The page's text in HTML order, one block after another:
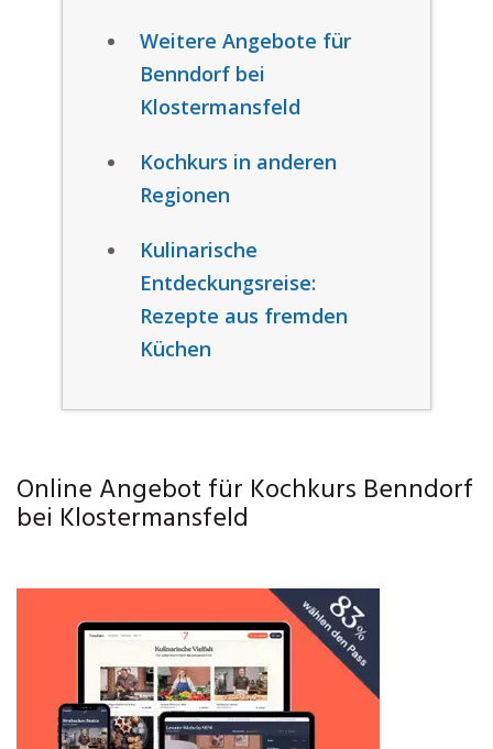
Weitere Angebote für
Benndorf bei
Klostermansfeld
Kochkurs in anderen
Regionen
Kulinarische
Entdeckungsreise:
Rezepte aus fremden
Küchen
Online Angebot für Kochkurs Benndorf
bei Klostermansfeld